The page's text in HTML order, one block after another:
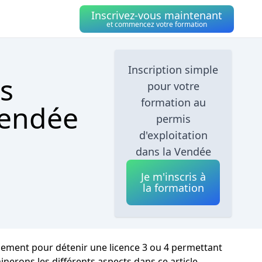
Inscrivez-vous maintenant
et commencez votre formation
Inscription simple
pour votre
formation au
permis
d'exploitation
dans la Vendée
Je m'inscris à
la formation
pour détenir une licence 3 ou 4 permettant